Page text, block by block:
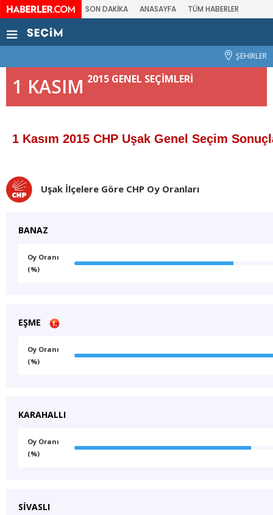
SON DAKİKA ANASAYFA TÜM HABERLER
ŞEHİRLER
1 KASIM 2015 GENEL SEÇİMLERİ
1 Kasım 2015 CHP Uşak Genel Seçim
Uşak İlçelere Göre CHP Oy Oranları
BANAZ
Oy Oranı
(%)
EŞME
Oy Oranı
(%)
KARAHALLI
Oy Oranı
(%)
SİVASLI